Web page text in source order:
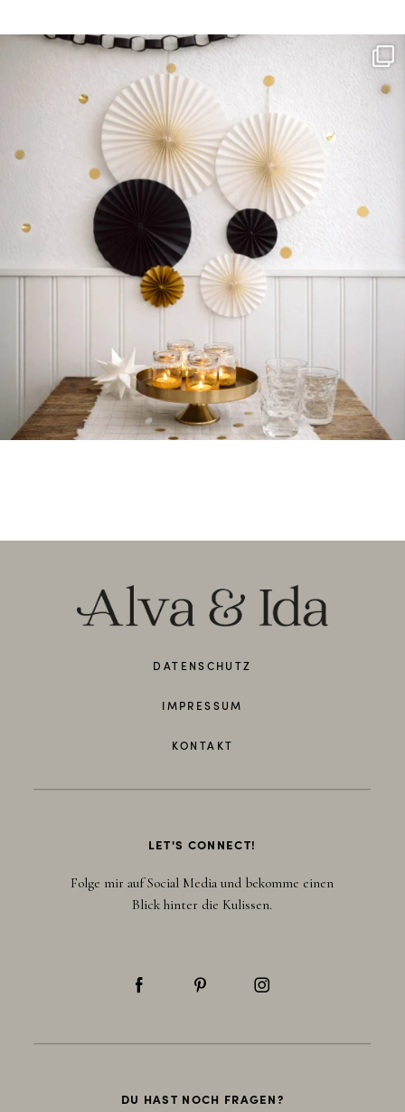
DU HAST NOCH FRAGEN?
LET'S CONNECT!
Folge mir auf Social Media und bekomme einen
Blick hinter die Kulissen.
DATENSCHUTZ
IMPRESSUM
KONTAKT